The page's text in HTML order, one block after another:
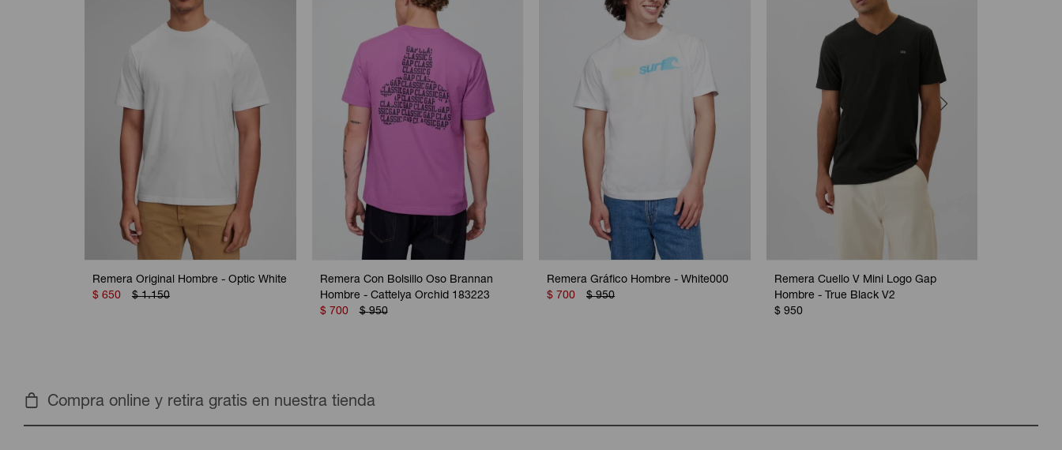
Remera Original Hombre - Optic White
$ 650 $ 1.150
Remera Con Bolsillo Oso Brannan
Hombre - Cattelya Orchid 183223
$ 700 $ 950
Remera Gráfico Hombre - White000
$ 700 $ 950
Remera Cuello V Mini Logo Gap
Hombre - True Black V2
$ 950
Compra online y retira gratis en nuestra tienda